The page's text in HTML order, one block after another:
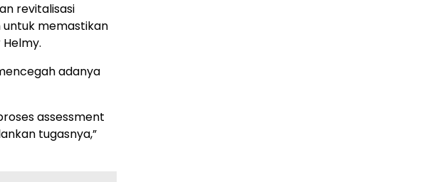
revitalisasi
untuk memastikan
adanya
assessment
tugasnya,”